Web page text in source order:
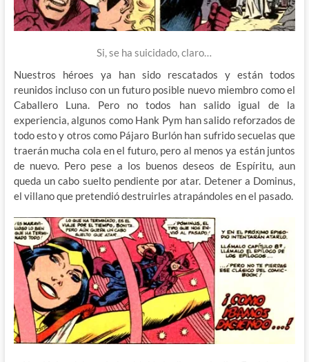
Si, se ha suicidado, claro…
Nuestros héroes ya han sido rescatados y están todos
reunidos incluso con un futuro posible nuevo miembro como el
Caballero Luna. Pero no todos han salido igual de la
experiencia, algunos como Hank Pym han salido reforzados de
todo esto y otros como Pájaro Burlón han sufrido secuelas que
traerán mucha cola en el futuro, pero al menos ya están juntos
de nuevo. Pero pese a los buenos deseos de Espíritu, aun
queda un cabo suelto pendiente por atar. Detener a Dominus,
el villano que pretendió destruirles atrapándoles en el pasado.